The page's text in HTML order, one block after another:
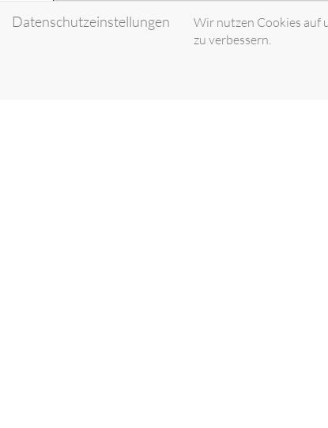
Datenschutzeinstellungen
Wir nutzen Cookies auf
zu verbessern.